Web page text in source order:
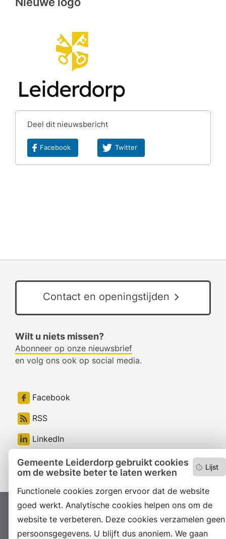
Lijst
Gemeente Leiderdorp gebruikt cookies
om de website beter te laten werken
Functionele cookies zorgen ervoor dat de website
goed werkt. Analytische cookies helpen ons om de
website te verbeteren. Deze cookies verzamelen geen
persoonsgegevens. U blijft dus anoniem. We gaan
Deel dit nieuwsbericht
Facebook Twitter
Contact en openingstijden
Wilt u niets missen?
Abonneer op onze nieuwsbrief
en volg ons ook op social media.
Facebook
RSS
LinkedIn
Instagram
Proclaimer Colofon
Toegankelijkheid
Sitemap
Privacyverklaring Servicenormen